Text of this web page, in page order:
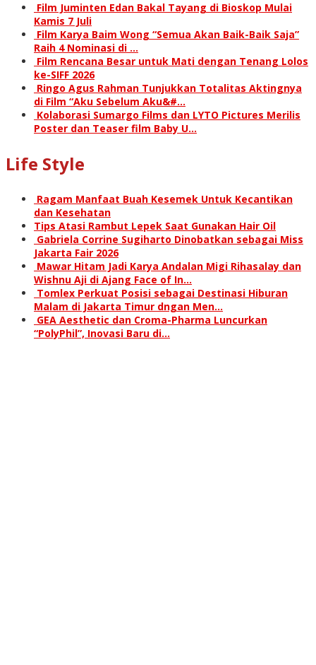
Film Juminten Edan Bakal Tayang di Bioskop Mulai
Kamis 7 Juli
Film Karya Baim Wong “Semua Akan Baik-Baik Saja”
Raih 4 Nominasi di …
Film Rencana Besar untuk Mati dengan Tenang Lolos
ke-SIFF 2026
Ringo Agus Rahman Tunjukkan Totalitas Aktingnya
di Film “Aku Sebelum Aku&#…
Kolaborasi Sumargo Films dan LYTO Pictures Merilis
Poster dan Teaser film Baby U…
Life Style
Ragam Manfaat Buah Kesemek Untuk Kecantikan
dan Kesehatan
Tips Atasi Rambut Lepek Saat Gunakan Hair Oil
Gabriela Corrine Sugiharto Dinobatkan sebagai Miss
Jakarta Fair 2026
Mawar Hitam Jadi Karya Andalan Migi Rihasalay dan
Wishnu Aji di Ajang Face of In…
Tomlex Perkuat Posisi sebagai Destinasi Hiburan
Malam di Jakarta Timur dngan Men…
GEA Aesthetic dan Croma-Pharma Luncurkan
“PolyPhil”, Inovasi Baru di…